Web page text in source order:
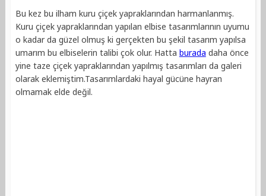
Bu kez bu ilham kuru çiçek yapraklarından harmanlanmış.
Kuru çiçek yapraklarından yapılan elbise tasarımlarının uyumu
o kadar da güzel olmuş ki gerçekten bu şekil tasarım yapılsa
umarım bu elbiselerin talibi çok olur. Hatta burada daha önce
yine taze çiçek yapraklarından yapılmış tasarımları da galeri
olarak eklemiştim.Tasarımlardaki hayal gücüne hayran
olmamak elde değil.